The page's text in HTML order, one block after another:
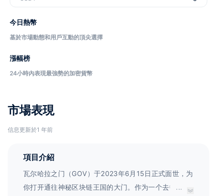
市場表現
信息更新於1 年前
項目介紹
瓦尔哈拉之门（GOV）于2023年6月15日正式面世，为
你打开通往神秘区块链王国的大门。作为一个去中心化
...
今日熱幣
基於市場動態和用戶互動的頂尖選擇
漲幅榜
24小時內表現最強勢的加密貨幣